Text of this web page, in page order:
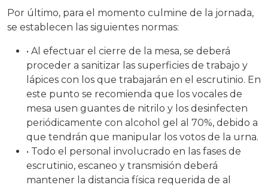
Por último, para el momento culmine de la jornada,
se establecen las siguientes normas:
• Al efectuar el cierre de la mesa, se deberá
proceder a sanitizar las superficies de trabajo y
lápices con los que trabajarán en el escrutinio. En
este punto se recomienda que los vocales de
mesa usen guantes de nitrilo y los desinfecten
periódicamente con alcohol gel al 70%, debido a
que tendrán que manipular los votos de la urna.
• Todo el personal involucrado en las fases de
escrutinio, escaneo y transmisión deberá
mantener la distancia física requerida de al